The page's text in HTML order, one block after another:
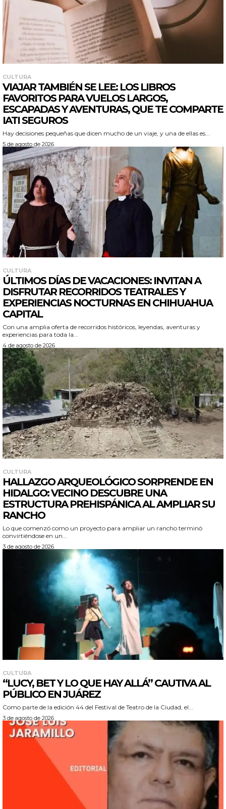
CULTURA
VIAJAR TAMBIÉN SE LEE: LOS LIBROS
FAVORITOS PARA VUELOS LARGOS,
ESCAPADAS Y AVENTURAS, QUE TE COMPARTE
IATI SEGUROS
Hay decisiones pequeñas que dicen mucho de un viaje, y una de ellas es...
5 de agosto de 2026
CULTURA
ÚLTIMOS DÍAS DE VACACIONES: INVITAN A
DISFRUTAR RECORRIDOS TEATRALES Y
EXPERIENCIAS NOCTURNAS EN CHIHUAHUA
CAPITAL
Con una amplia oferta de recorridos históricos, leyendas, aventuras y
experiencias para toda la...
4 de agosto de 2026
CULTURA
HALLAZGO ARQUEOLÓGICO SORPRENDE EN
HIDALGO: VECINO DESCUBRE UNA
ESTRUCTURA PREHISPÁNICA AL AMPLIAR SU
RANCHO
Lo que comenzó como un proyecto para ampliar un rancho terminó
convirtiéndose en un...
3 de agosto de 2026
CULTURA
“LUCY, BET Y LO QUE HAY ALLÁ” CAUTIVA AL
PÚBLICO EN JUÁREZ
Como parte de la edición 44 del Festival de Teatro de la Ciudad, el...
3 de agosto de 2026